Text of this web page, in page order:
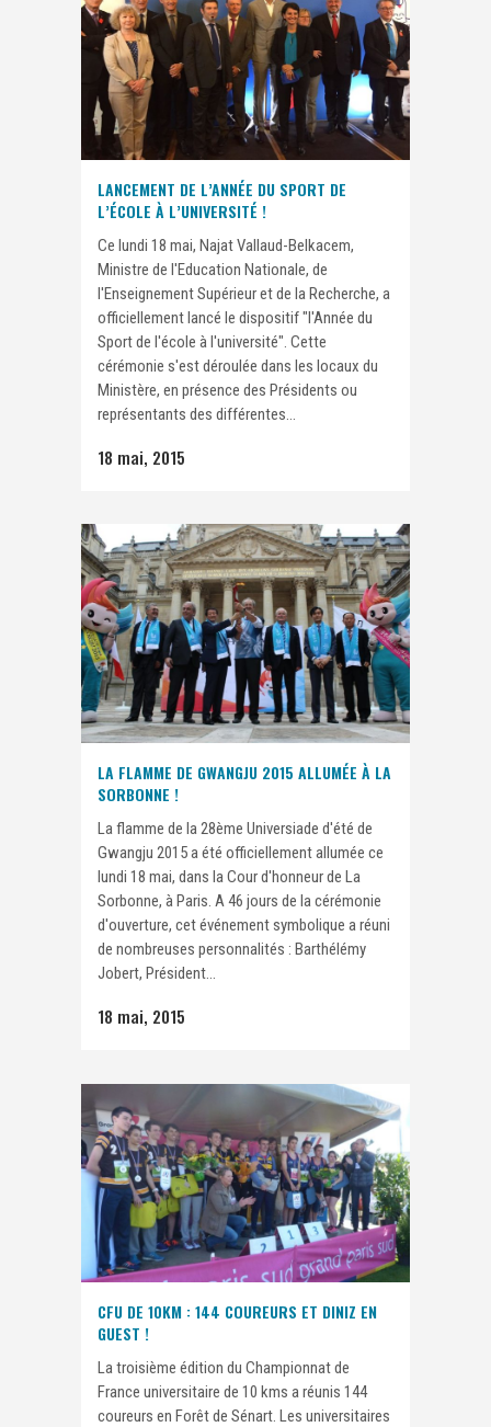
LANCEMENT DE L’ANNÉE DU SPORT DE
L’ÉCOLE À L’UNIVERSITÉ !
Ce lundi 18 mai, Najat Vallaud-Belkacem,
Ministre de l'Education Nationale, de
l'Enseignement Supérieur et de la Recherche, a
officiellement lancé le dispositif "l'Année du
Sport de l'école à l'université". Cette
cérémonie s'est déroulée dans les locaux du
Ministère, en présence des Présidents ou
représentants des différentes...
18 mai, 2015
LA FLAMME DE GWANGJU 2015 ALLUMÉE À LA
SORBONNE !
La flamme de la 28ème Universiade d'été de
Gwangju 2015 a été officiellement allumée ce
lundi 18 mai, dans la Cour d'honneur de La
Sorbonne, à Paris. A 46 jours de la cérémonie
d'ouverture, cet événement symbolique a réuni
de nombreuses personnalités : Barthélémy
Jobert, Président...
18 mai, 2015
CFU DE 10KM : 144 COUREURS ET DINIZ EN
GUEST !
La troisième édition du Championnat de
France universitaire de 10 kms a réunis 144
coureurs en Forêt de Sénart. Les universitaires